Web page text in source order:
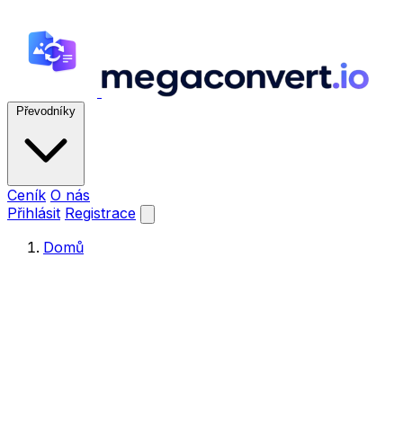
Převodníky
Ceník O nás
Přihlásit Registrace
Domů